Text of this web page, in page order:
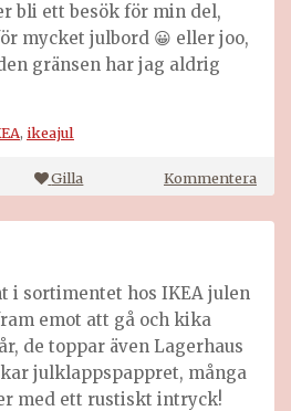
bli ett besök för min del,
mycket julbord 😀 eller joo,
gränsen har jag aldrig
, ikeajul
Gilla Kommenterapå
i sortimentet hos IKEA julen
emot att gå och kika
de toppar även Lagerhaus
julklappspappret, många
med ett rustiskt intryck!